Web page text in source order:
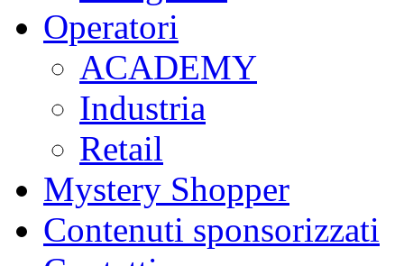
Operatori
ACADEMY
Industria
Retail
Mystery Shopper
Contenuti sponsorizzati